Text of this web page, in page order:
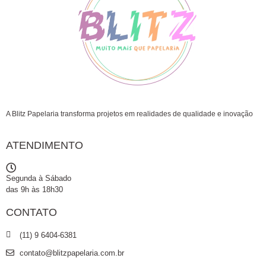
A Blitz Papelaria transforma projetos em realidades de qualidade e inovação
ATENDIMENTO
Segunda à Sábado
das 9h às 18h30
CONTATO
(11) 9 6404-6381
contato@blitzpapelaria.com.br